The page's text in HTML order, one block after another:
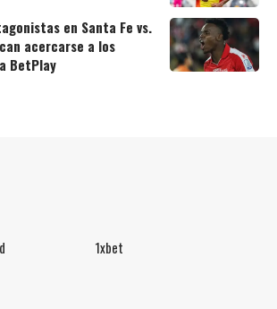
en Santa Fe vs.
acercarse a los
BetPlay
1xbet